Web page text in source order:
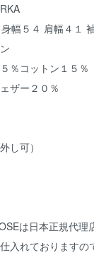
幅５４ 肩幅４１ 袖
％コットン１５％
ザー２０％
し可）
は日本正規代理
入れております